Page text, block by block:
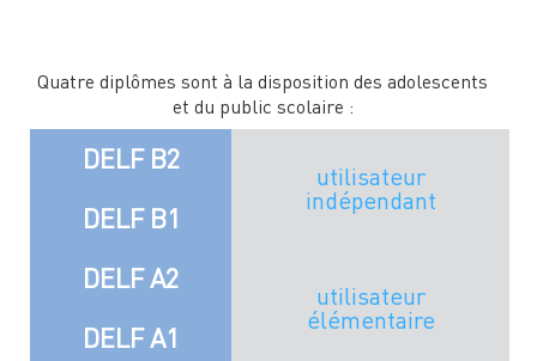
Quatre diplômes sont à la disposition des adolescents
et du public scolaire :
DELF B2
utilisateur
indépendant
DELF B1
DELF A2
utilisateur
élémentaire
DELF A1